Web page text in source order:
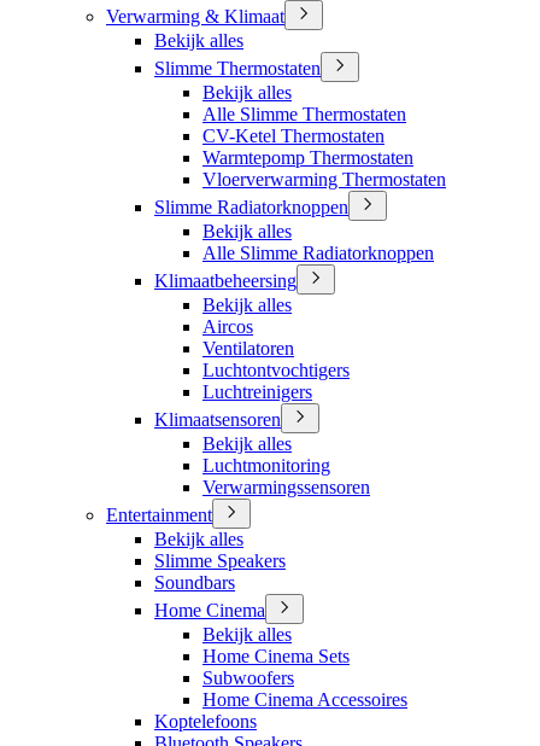
Verwarming & Klimaat
Bekijk alles
Slimme Thermostaten
Bekijk alles
Alle Slimme Thermostaten
CV-Ketel Thermostaten
Warmtepomp Thermostaten
Vloerverwarming Thermostaten
Slimme Radiatorknoppen
Bekijk alles
Alle Slimme Radiatorknoppen
Klimaatbeheersing
Bekijk alles
Aircos
Ventilatoren
Luchtontvochtigers
Luchtreinigers
Klimaatsensoren
Bekijk alles
Luchtmonitoring
Verwarmingssensoren
Entertainment
Bekijk alles
Slimme Speakers
Soundbars
Home Cinema
Bekijk alles
Home Cinema Sets
Subwoofers
Home Cinema Accessoires
Koptelefoons